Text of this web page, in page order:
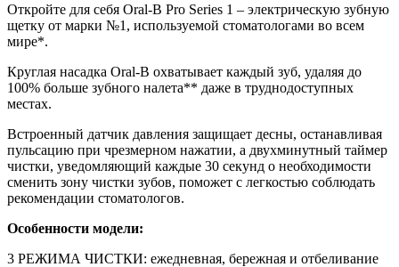
Откройте для себя Oral-B Pro Series 1 – электрическую зубную
щетку от марки №1, используемой стоматологами во всем
мире*.
Круглая насадка Oral-B охватывает каждый зуб, удаляя до
100% больше зубного налета** даже в труднодоступных
местах.
Встроенный датчик давления защищает десны, останавливая
пульсацию при чрезмерном нажатии, а двухминутный таймер
чистки, уведомляющий каждые 30 секунд о необходимости
сменить зону чистки зубов, поможет с легкостью соблюдать
рекомендации стоматологов.
Особенности модели:
3 РЕЖИМА ЧИСТКИ: ежедневная, бережная и отбеливание